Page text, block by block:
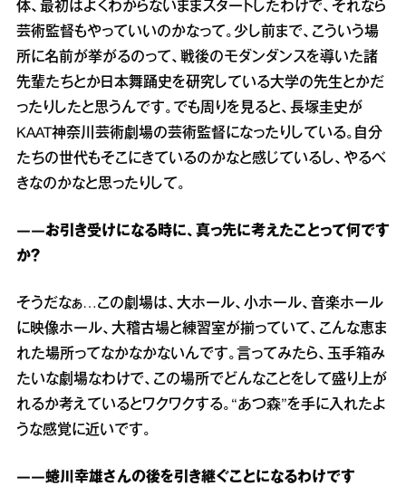
体、最初はよくわからないままスタートしたわけで、それなら
芸術監督もやっていいのかなって。少し前まで、こういう場
所に名前が挙がるのって、戦後のモダンダンスを導いた諸
先輩たちとか日本舞踊史を研究している大学の先生とかだ
ったりしたと思うんです。でも周りを見ると、長塚圭史が
KAAT神奈川芸術劇場の芸術監督になったりしている。自分
たちの世代もそこにきているのかなと感じているし、やるべ
きなのかなと思ったりして。
――お引き受けになる時に、真っ先に考えたことって何です
か？
そうだなぁ…この劇場は、大ホール、小ホール、音楽ホール
に映像ホール、大稽古場と練習室が揃っていて、こんな恵ま
れた場所ってなかなかないんです。言ってみたら、玉手箱み
たいな劇場なわけで、この場所でどんなことをして盛り上が
れるか考えているとワクワクする。“あつ森”を手に入れたよ
うな感覚に近いです。
――蜷川幸雄さんの後を引き継ぐことになるわけです